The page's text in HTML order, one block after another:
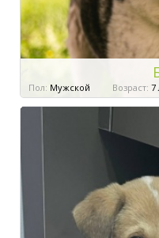
Пол: Мужской Возраст: 7